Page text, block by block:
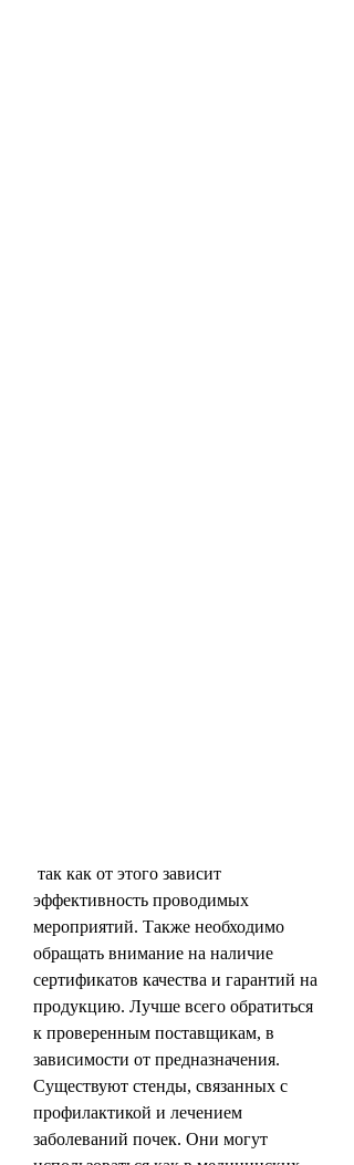
эффективность проводимых
мероприятий. Также необходимо
обращать внимание на наличие
сертификатов качества и гарантий на
продукцию. Лучше всего обратиться
к проверенным поставщикам, в
зависимости от предназначения.
Существуют стенды, связанных с
профилактикой и лечением
заболеваний почек. Они могут